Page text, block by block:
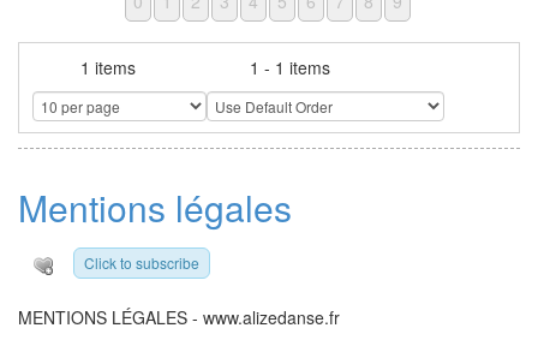
1 items 1 - 1 items
Mentions légales
Click to subscribe
MENTIONS LÉGALES - www.alizedanse.fr